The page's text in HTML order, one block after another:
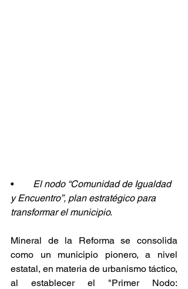
• El nodo “Comunidad de Igualdad
y Encuentro”, plan estratégico para
transformar el municipio.
Mineral de la Reforma se consolida
como un municipio pionero, a nivel
estatal, en materia de urbanismo táctico,
al establecer el "Primer Nodo: